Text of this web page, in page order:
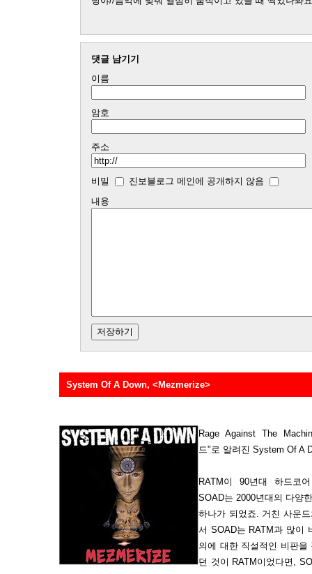
댓글 남기기
이름
암호
주소
비밀
진보블로그 메인에 공개하지 않음
내용
System Of A Down, <Mezmerize>
Rage Against The
드"로 알려진 System Of A
RATM이 90년대 하드코
SOAD는 2000년대의 다양
하나가 되었죠. 거친 사운
서 SOAD는 RATM과 많이
의에 대한 직설적인 비판
던 것이 RATM이었다면,